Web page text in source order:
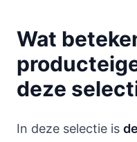
Wat
deze
In deze selectie is